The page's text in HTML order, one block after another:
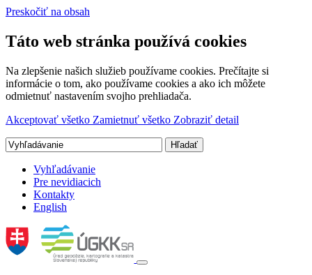
Preskočiť na obsah
Táto web stránka používá cookies
Na zlepšenie našich služieb používame cookies. Prečítajte si
informácie o tom, ako používame cookies a ako ich môžete
odmietnuť nastavením svojho prehliadača.
Akceptovať všetko Zamietnuť všetko Zobraziť detail
Vyhľadávanie
Pre nevidiacich
Kontakty
English